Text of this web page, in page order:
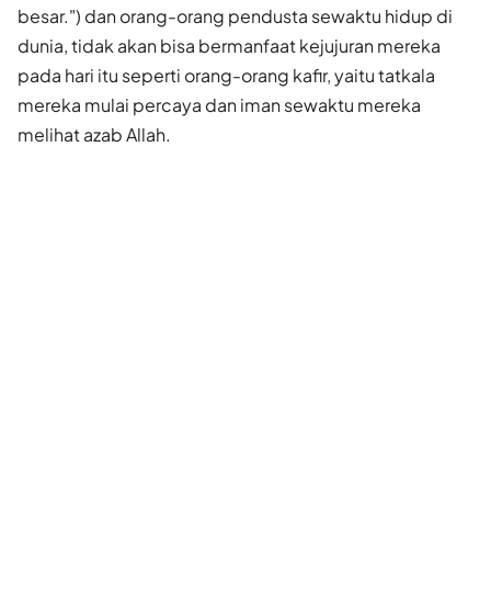
besar.") dan orang-orang pendusta sewaktu hidup di
dunia, tidak akan bisa bermanfaat kejujuran mereka
pada hari itu seperti orang-orang kafir, yaitu tatkala
mereka mulai percaya dan iman sewaktu mereka
melihat azab Allah.